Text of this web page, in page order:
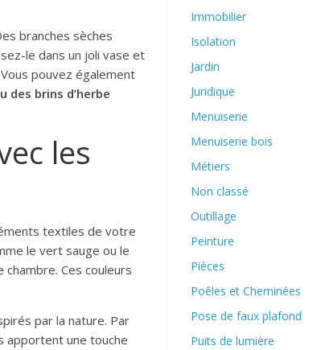
branches sèches
le dans un joli vase et
pouvez également
des brins d’herbe
les
textiles de votre
le vert sauge ou le
Ces couleurs
par la nature. Par
apportent une touche
Immobilier
Isolation
Jardin
Juridique
Menuiserie
Menuiserie bois
Métiers
Non classé
Outillage
Peinture
Pièces
Poêles et Cheminées
Pose de faux plafond
Puits de lumière